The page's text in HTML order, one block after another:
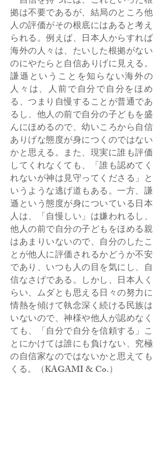
拠は不要であるが、結局のところ他
人の評価がその根底にはあると考え
られる。例えば、日本人からすれば
海外の人々は、たいした根拠がない
のにやたらと自信ありげに見える。
謙遜ということを知らない海外の
人々は、人前で自分で自分をほめ
る、つまり自慢することが普通であ
るし、他人の前で自分の子どもを盛
んにほめるので、幼いころから自信
ありげな態度が身につくのではない
かと思える。また、現実に誰も評価
してくれなくても、「誰も認めてく
れないが神は見守ってくださる」と
いうような逃げ道もある。一方、謙
遜という態度が身についている日本
人は、「自慢しい」は嫌われるし、
他人の前で自分の子どもをほめる親
はあまりいないので、自分のしたこ
とが他人に評価されるかどうか不安
であり、いつも人の目を気にし、自
信なさげである。しかし、日本人く
らい、ムダとも思える日々の努力に
情熱を傾けて執念深く続ける民族は
いないので、神様や他人が認めなく
ても、「自分で自分を信頼する」こ
とにかけては誰にも負けない、究極
の自信家なのではないかと思えても
くる。（KAGAMI & Co.）